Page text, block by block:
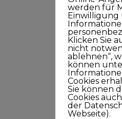
werden für
Einwilligung
Klicken Sie
nicht
ablehnen“,
können
Cookies
Sie können
Cookies
der
Webseite).